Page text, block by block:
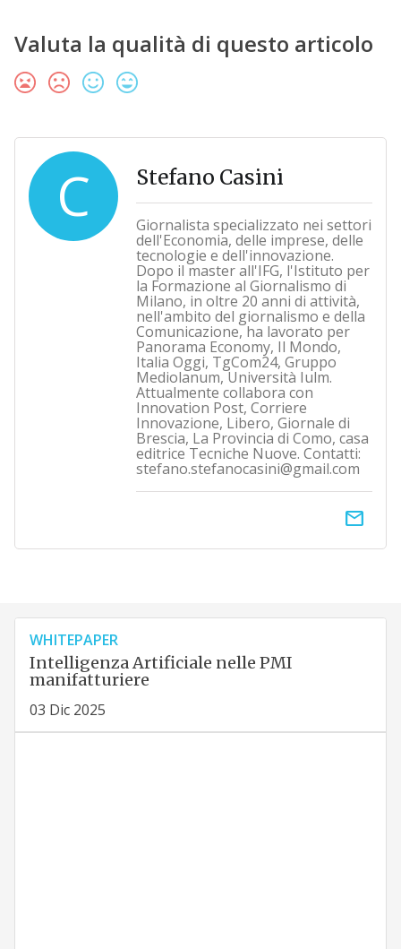
Valuta la qualità di questo articolo
C Stefano Casini
Giornalista specializzato nei settori
dell'Economia, delle imprese, delle
tecnologie e dell'innovazione.
Dopo il master all'IFG, l'Istituto per
la Formazione al Giornalismo di
Milano, in oltre 20 anni di attività,
nell'ambito del giornalismo e della
Comunicazione, ha lavorato per
Panorama Economy, Il Mondo,
Italia Oggi, TgCom24, Gruppo
Mediolanum, Università Iulm.
Attualmente collabora con
Innovation Post, Corriere
Innovazione, Libero, Giornale di
Brescia, La Provincia di Como, casa
editrice Tecniche Nuove. Contatti:
stefano.stefanocasini@gmail.com
email
WHITEPAPER
Intelligenza Artificiale nelle PMI
manifatturiere
03 Dic 2025